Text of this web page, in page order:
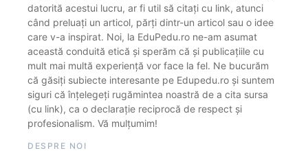
datorită acestui lucru, ar fi util să citați cu link, atunci
când preluați un articol, părți dintr-un articol sau o idee
care v-a inspirat. Noi, la EduPedu.ro ne-am asumat
această conduită etică și sperăm că și publicațiile cu
mult mai multă experiență vor face la fel. Ne bucurăm
că găsiți subiecte interesante pe Edupedu.ro și suntem
siguri că înțelegeți rugămintea noastră de a cita sursa
(cu link), ca o declarație reciprocă de respect și
profesionalism. Vă mulțumim!
DESPRE NOI